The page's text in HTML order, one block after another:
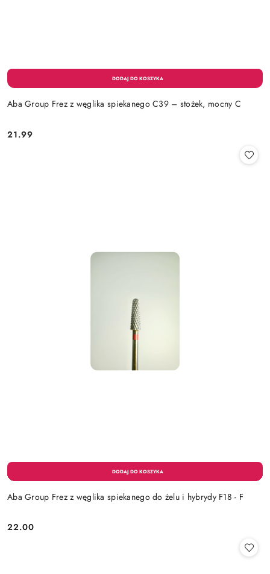
Aba Group Frez z węglika spiekanego C39 – stożek, mocny C
Cena:
21.99
Aba Group Frez z węglika spiekanego do żelu i hybrydy F18 - F
Cena:
22.00